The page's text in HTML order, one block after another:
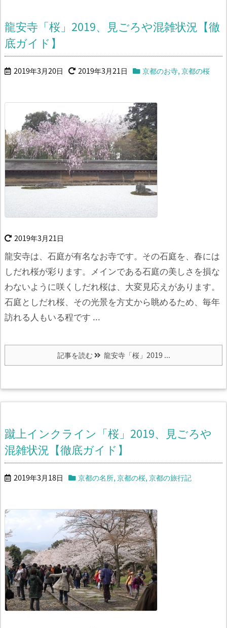
龍安寺「桜」2019、見ごろや混雑状況【徹
底ガイド】
2019年3月20日 2019年3月21日 京都のお寺,京都の桜
2019年3月21日
龍安寺は、石庭が有名なお寺です。その石庭を、春には
しだれ桜が彩ります。 メインである石庭の美しさを損な
わないように咲くしだれ桜は、大変見応えがあります。
石庭としだれ桜、その光景を方丈から眺めるため、毎年
訪れる人もいる程です ...
記事を読む 龍安寺「桜」2019 ...
蹴上インクライン「桜」2019、見ごろや
混雑状況【徹底ガイド】
2019年3月18日 京都の名所,京都の桜,京都の旅行記